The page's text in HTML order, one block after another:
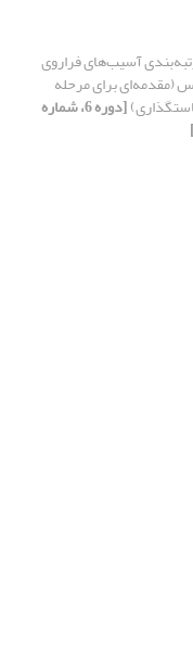
آسیب‌های فراروی
برای مرحله
[دوره 6، شماره